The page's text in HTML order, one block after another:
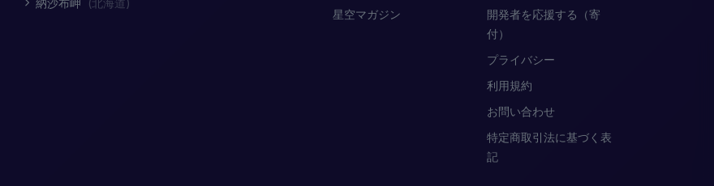
納沙布岬
(北海道)
星空マガジン
開発者を応援する（寄
付）
プライバシー
利用規約
お問い合わせ
特定商取引法に基づく表
記